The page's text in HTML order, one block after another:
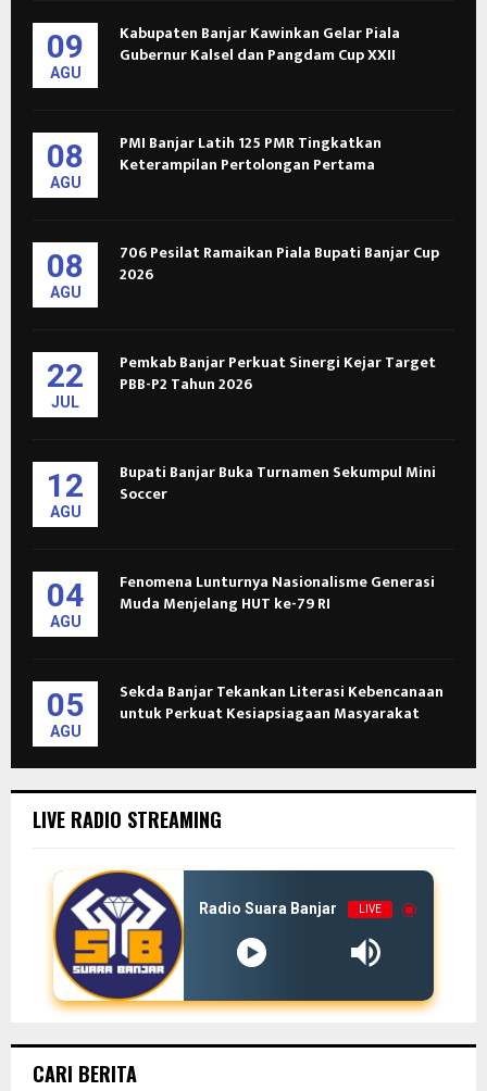
09
AGU
Kabupaten Banjar Kawinkan Gelar Piala
Gubernur Kalsel dan Pangdam Cup XXII
08
AGU
PMI Banjar Latih 125 PMR Tingkatkan
Keterampilan Pertolongan Pertama
08
AGU
706 Pesilat Ramaikan Piala Bupati Banjar Cup
2026
22
JUL
Pemkab Banjar Perkuat Sinergi Kejar Target
PBB-P2 Tahun 2026
12
AGU
Bupati Banjar Buka Turnamen Sekumpul Mini
Soccer
04
AGU
Fenomena Lunturnya Nasionalisme Generasi
Muda Menjelang HUT ke-79 RI
05
AGU
Sekda Banjar Tekankan Literasi Kebencanaan
untuk Perkuat Kesiapsiagaan Masyarakat
LIVE RADIO STREAMING
Radio Suara Banjar LIVE
CARI BERITA